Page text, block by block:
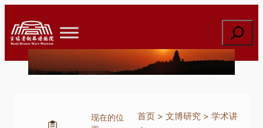
至
内
索
现在的位
首页> 文博研究> 学术讲